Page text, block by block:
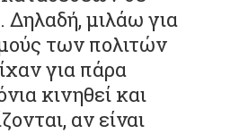
Δηλαδή, μιλάω για
των πολιτών
για πάρα
κινηθεί και
αν είναι